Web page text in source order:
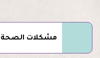
مشكلات الصحة